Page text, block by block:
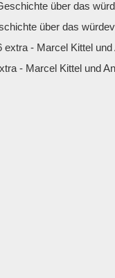
über das
- Marcel Kittel und